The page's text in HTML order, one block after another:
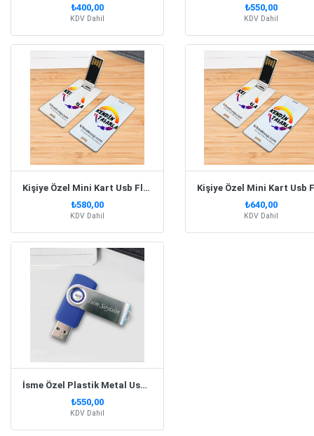
₺400,00
KDV Dahil
₺550,00
KDV Dahil
Kişiye Özel Mini Kart Usb Flash Bellek 16Gb
₺580,00
KDV Dahil
₺640,00
KDV Dahil
İsme Özel Plastik Metal Usb Flash Bellek | Mavi
₺550,00
KDV Dahil